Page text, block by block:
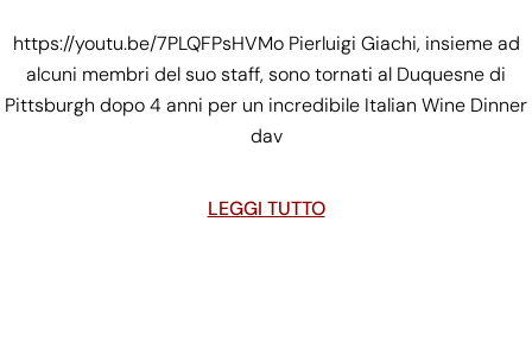
https://youtu.be/7PLQFPsHVMo Pierluigi Giachi, insieme ad
alcuni membri del suo staff, sono tornati al Duquesne di
Pittsburgh dopo 4 anni per un incredibile Italian Wine Dinner
dav
LEGGI TUTTO